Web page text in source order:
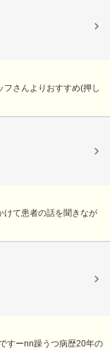
さんよりおすすめ(押し
けて患者の話を聞きなが
すーnn躁うつ病歴20年の